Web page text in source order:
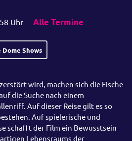
Uhr Alle Termine
Dome Shows
wird, machen sich die Fische
die Suche nach einem
Auf dieser Reise gilt es so
Auf spielerische und
schafft der Film ein Bewusstsein
Lebensraums der